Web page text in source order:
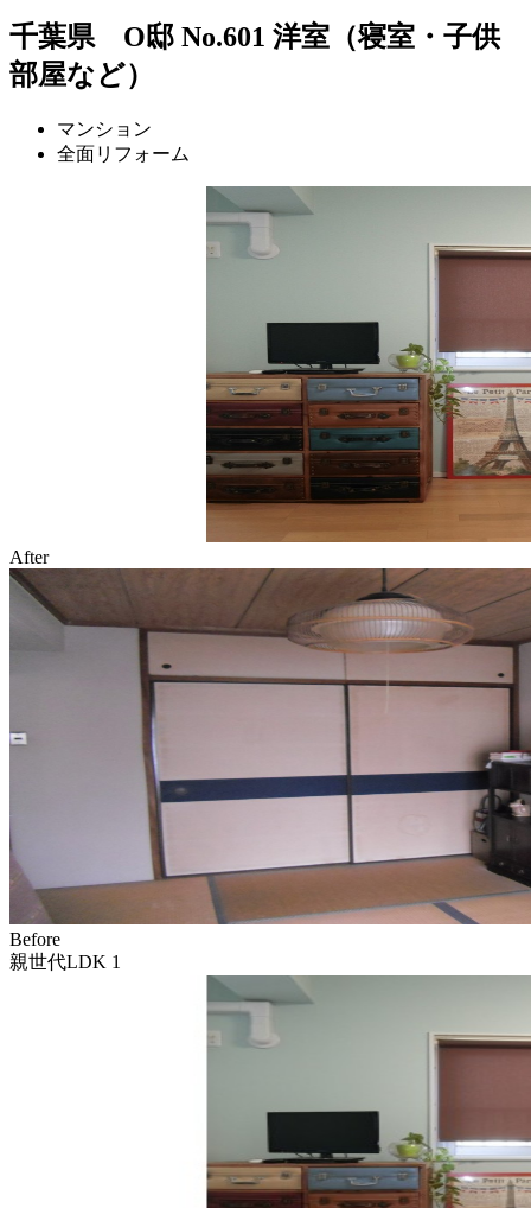
千葉県 O邸 No.601 洋室（寝室・子供
部屋など）
マンション
全面リフォーム
After
Before
親世代LDK 1